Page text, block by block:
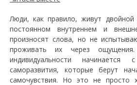
Люди, как правило, живут
постоянном внутреннем и
произносят слова, но не
проживать их через
индивидуальности
саморазвития, которые берут
самочувствия. Но это не просто